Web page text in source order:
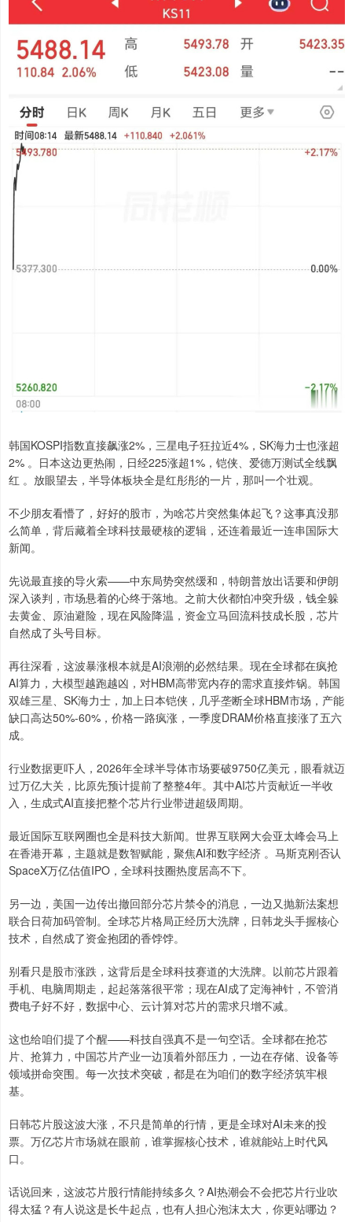
韩国KOSPI指数直接飙涨2%，三星电子狂拉近4%，SK海力士也涨超
2% 。日本这边更热闹，日经225涨超1%，铠侠、爱德万测试全线飘
红 。放眼望去，半导体板块全是红彤彤的一片，那叫一个壮观。
不少朋友看懵了，好好的股市，为啥芯片突然集体起飞？这事真没那
么简单，背后藏着全球科技最硬核的逻辑，还连着最近一连串国际大
新闻。
先说最直接的导火索——中东局势突然缓和，特朗普放出话要和伊朗
深入谈判，市场悬着的心终于落地。之前大伙都怕冲突升级，钱全躲
去黄金、原油避险，现在风险降温，资金立马回流科技成长股，芯片
自然成了头号目标。
再往深看，这波暴涨根本就是AI浪潮的必然结果。现在全球都在疯抢
AI算力，大模型越跑越凶，对HBM高带宽内存的需求直接炸锅。韩国
双雄三星、SK海力士，加上日本铠侠，几乎垄断全球HBM市场，产能
缺口高达50%-60%，价格一路疯涨，一季度DRAM价格直接涨了五六
成。
行业数据更吓人，2026年全球半导体市场要破9750亿美元，眼看就迈
过万亿大关，比原先预计提前了整整4年。其中AI芯片贡献近一半收
入，生成式AI直接把整个芯片行业带进超级周期。
最近国际互联网圈也全是科技大新闻。世界互联网大会亚太峰会马上
在香港开幕，主题就是数智赋能，聚焦AI和数字经济 。马斯克刚否认
SpaceX万亿估值IPO，全球科技圈热度居高不下。
另一边，美国一边传出撤回部分芯片禁令的消息，一边又抛新法案想
联合日荷加码管制。全球芯片格局正经历大洗牌，日韩龙头手握核心
技术，自然成了资金抱团的香饽饽。
别看只是股市涨跌，这背后是全球科技赛道的大洗牌。以前芯片跟着
手机、电脑周期走，起起落落很平常；现在AI成了定海神针，不管消
费电子好不好，数据中心、云计算对芯片的需求只增不减。
这也给咱们提了个醒——科技自强真不是一句空话。全球都在抢芯
片、抢算力，中国芯片产业一边顶着外部压力，一边在存储、设备等
领域拼命突围。每一次技术突破，都是在为咱们的数字经济筑牢根
基。
日韩芯片股这波大涨，不只是简单的行情，更是全球对AI未来的投
票。万亿芯片市场就在眼前，谁掌握核心技术，谁就能站上时代风
口。
话说回来，这波芯片股行情能持续多久？AI热潮会不会把芯片行业吹
得太猛？有人说这是长牛起点，也有人担心泡沫太大，你更站哪边？